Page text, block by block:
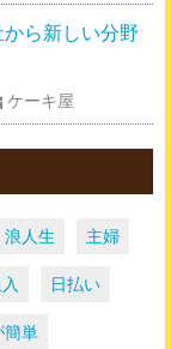
ら新しい分野
ケーキ屋
浪人生 主婦
日払い
簡単